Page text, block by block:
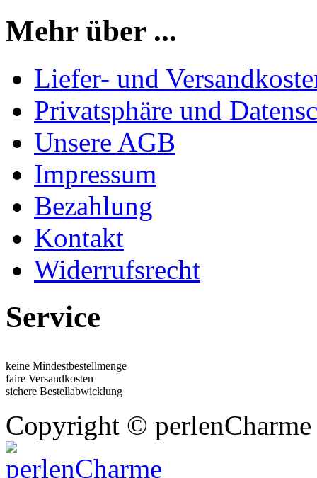
Mehr über ...
Liefer- und
Privatsphäre und
Unsere AGB
Impressum
Bezahlung
Kontakt
Widerrufsrecht
Service
keine Mindestbestellmenge
faire Versandkosten
sichere Bestellabwicklung
Copyright ©